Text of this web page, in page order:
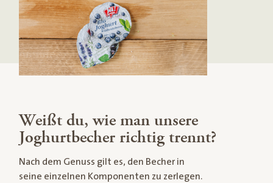
Weißt du, wie man unsere
Joghurtbecher richtig trennt?
Nach dem Genuss gilt es, den Becher in
seine einzelnen Komponenten zu zerlegen.